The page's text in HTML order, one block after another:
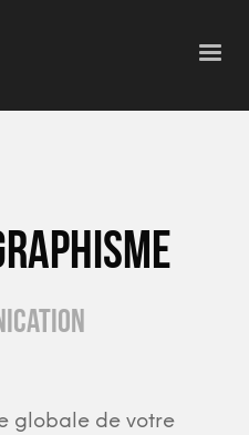
globale de votre